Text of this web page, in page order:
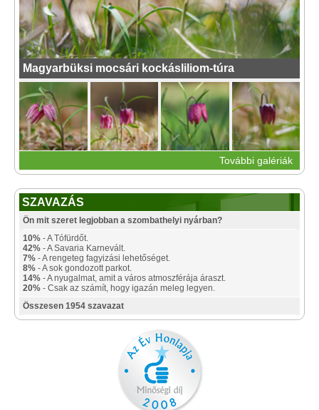
Magyarbüksi mocsári kockásliliom-túra
További galériák
SZAVAZÁS
Ön mit szeret legjobban a szombathelyi nyárban?
10% - A Tófürdőt.
42% - A Savaria Karnevált.
7% - A rengeteg fagyizási lehetőséget.
8% - A sok gondozott parkot.
14% - A nyugalmat, amit a város atmoszférája áraszt.
20% - Csak az számít, hogy igazán meleg legyen.
Összesen 1954 szavazat